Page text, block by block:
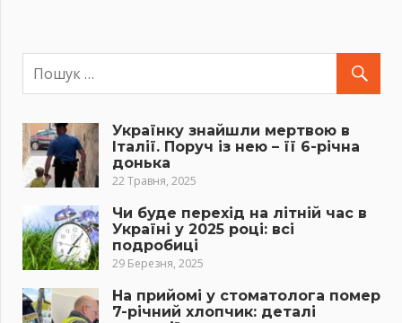
Українку знайшли мертвою в
Італії. Поруч із нею – її 6-річна
донька
22 Травня, 2025
Чи буде перехід на літній час в
Україні у 2025 році: всі
подробиці
29 Березня, 2025
На прийомі у стоматолога помер
7-річний хлопчик: деталі